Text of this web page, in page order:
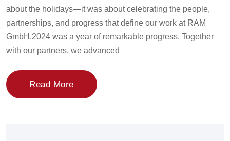
about the holidays—it was about celebrating the people,
partnerships, and progress that define our work at RAM
GmbH.2024 was a year of remarkable progress. Together
with our partners, we advanced
Read More